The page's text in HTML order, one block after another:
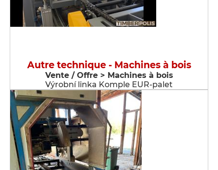
Autre technique - Machines à bois
Vente / Offre > Machines à bois
Výrobní linka Komple EUR-palet